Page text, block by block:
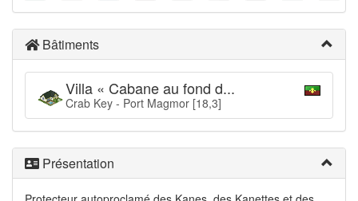
Bâtiments
Villa « Cabane au fond d...
Crab Key - Port Magmor [18,3]
Présentation